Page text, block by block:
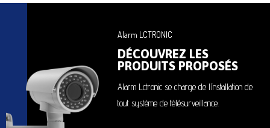
Alarm LCTRONIC
DÉCOUVREZ LES
PRODUITS PROPOSÉS
Alarm Lctronic se charge de l’installation de
tout système de télésurveillance.